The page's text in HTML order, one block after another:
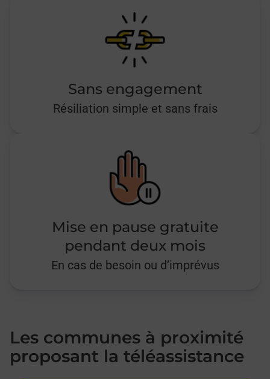
Sans engagement
Résiliation simple et sans frais
Mise en pause gratuite
pendant deux mois
En cas de besoin ou d’imprévus
Les communes à proximité
proposant la téléassistance